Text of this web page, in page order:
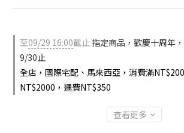
至09/29 16:00截止 指定商品，歡慶十周年
9/30止
全店，國際宅配、馬來西亞，消費滿
NT$2000，運費NT$350
查看更多